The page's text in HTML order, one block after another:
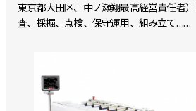
東京都大田区、中ノ瀬翔最高経営責任者
査、採掘、点検、保守運用、組み立て……